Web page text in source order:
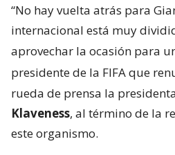
“No hay vuelta atrás para
internacional está muy
aprovechar la ocasión para
presidente de la FIFA que
rueda de prensa la
Klaveness, al término de la
este organismo.